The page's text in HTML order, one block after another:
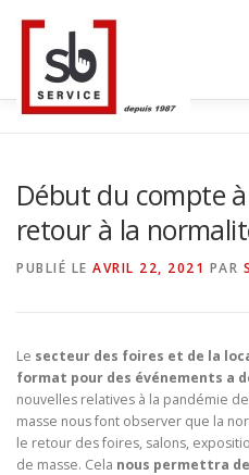
contenu
LANGUE
Début du compte
retour à la
PUBLIÉ LE AVRIL 22, 2021 PAR
Le secteur des foires et de la
format pour des événements a
nouvelles relatives à la pandémie
masse nous font observer que la
le retour des foires, salons,
de masse. Cela nous permettra